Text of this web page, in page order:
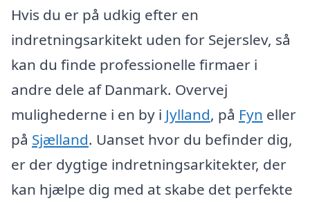
Hvis du er på udkig efter en
indretningsarkitekt uden for Sejerslev, så
kan du finde professionelle firmaer i
andre dele af Danmark. Overvej
mulighederne i en by i Jylland, på Fyn eller
på Sjælland. Uanset hvor du befinder dig,
er der dygtige indretningsarkitekter, der
kan hjælpe dig med at skabe det perfekte